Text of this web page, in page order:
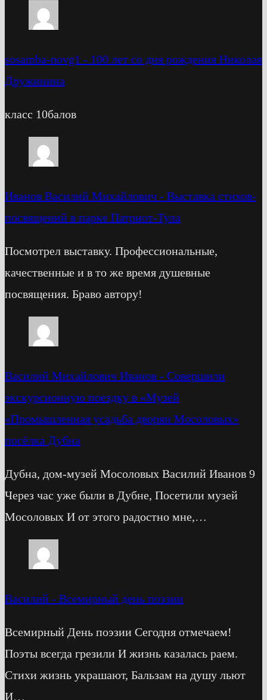
sosamba-novg1 - 100 лет со дня рождения Николая
Дружинина
класс 10балов
Иванов Василий Михайлович - Выставка стихов-
посвящений в парке Патриот-Тула
Посмотрел выставку. Профессиональные,
качественные и в то же время душевные
посвящения. Браво автору!
Василий Михайлович Иванов - Cовершили
экскурсионную поездку в «Музей
«Промышленная усадьба дворян Мосоловых»
посёлка Дубна
Дубна, дом-музей Мосоловых Василий Иванов 9
Через час уже были в Дубне, Посетили музей
Мосоловых И от этого радостно мне,…
Василий - Всемирный день поэзии
Всемирный День поэзии Сегодня отмечаем!
Поэты всегда грезили И жизнь казалась раем.
Стихи жизнь украшают, Бальзам на душу льют
И…